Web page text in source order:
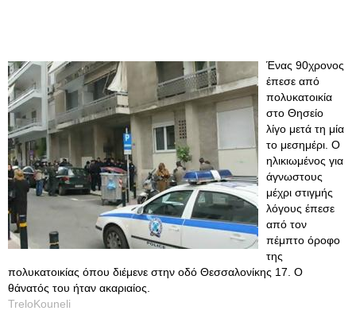
Ένας 90χρονος
έπεσε από
πολυκατοικία
στο Θησείο
λίγο μετά τη μία
το μεσημέρι. Ο
ηλικιωμένος για
άγνωστους
μέχρι στιγμής
λόγους έπεσε
από τον
πέμπτο όροφο
της
πολυκατοικίας όπου διέμενε στην οδό Θεσσαλονίκης 17. O
θάνατός του ήταν ακαριαίος.
TreloKouneli